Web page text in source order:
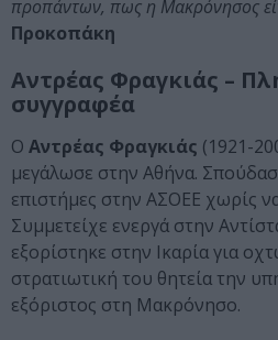
προπάντων, πως η Mακρόνησος
Προκοπάκη
Αντρέας Φραγκιάς –
συγγραφέα
Ο Αντρέας Φραγκιάς (1921-
μεγάλωσε στην Αθήνα.
επιστήμες στην ΑΣΟΕΕ χωρίς
Συμμετείχε ενεργά στην
εξορίστηκε στην Ικαρία για
στρατιωτική του θητεία την
εξόριστος στη Μακρόνησο.